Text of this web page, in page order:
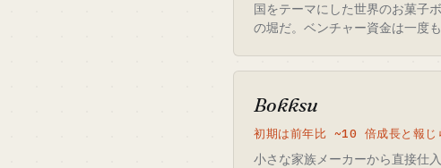
国をテーマにした世界のお菓子
の堀だ。ベンチャー資金は一度も
Bokksu
初期は前年比 ~10 倍成長と報
小さな家族メーカーから直接仕